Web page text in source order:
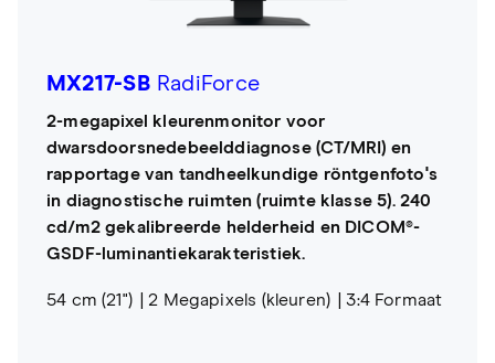
MX217-SBRadiForce
2-megapixel kleurenmonitor voor
dwarsdoorsnedebeelddiagnose (CT/MRI) en
rapportage van tandheelkundige röntgenfoto's
in diagnostische ruimten (ruimte klasse 5). 240
cd/m2 gekalibreerde helderheid en DICOM®-
GSDF-luminantiekarakteristiek.
54 cm (21") 2 Megapixels (kleuren) 3:4 Formaat